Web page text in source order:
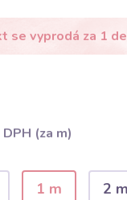
se vyprodá za 1
DPH (za m)
1 m 2 m